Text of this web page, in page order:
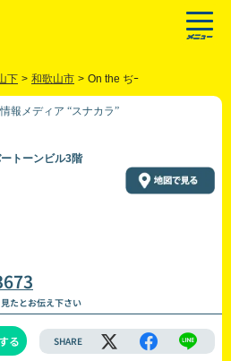
下 > 和歌山市 > On the ぢｰ
報メディア “スナカラ”
トーンビル3階
たとお伝え下さい
る SHARE